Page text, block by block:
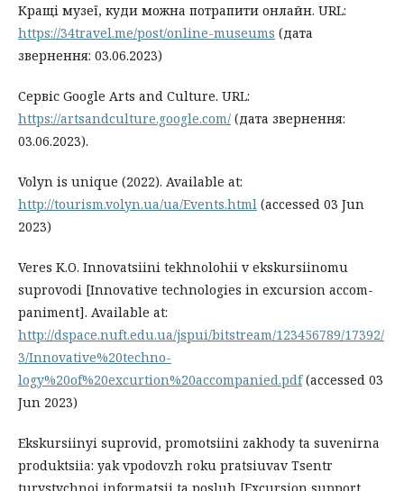
Кращі музеї, куди можна потрапити онлайн. URL:
https://34travel.me/post/online-museums (дата
звернення: 03.06.2023)
Сервіс Google Arts and Culture. URL:
https://artsandculture.google.com/ (дата звернення:
03.06.2023).
Volyn is unique (2022). Available at:
http://tourism.volyn.ua/ua/Events.html (accessed 03 Jun
2023)
Veres K.O. Innovatsiini tekhnolohii v ekskursiinomu
suprovodi [Innovative technologies in excursion accom-
paniment]. Available at:
http://dspace.nuft.edu.ua/jspui/bitstream/123456789/17392/
3/Innovative%20techno-
logy%20of%20excurtion%20accompanied.pdf(accessed 03
Jun 2023)
Ekskursiinyi suprovid, promotsiini zakhody ta suvenirna
produktsiia: yak vpodovzh roku pratsiuvav Tsentr
turystychnoi informatsii ta posluh [Excursion support,